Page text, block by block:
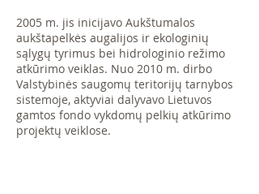
2005 m. jis inicijavo Aukštumalos
aukštapelkės augalijos ir ekologinių
sąlygų tyrimus bei hidrologinio režimo
atkūrimo veiklas. Nuo 2010 m. dirbo
Valstybinės saugomų teritorijų tarnybos
sistemoje, aktyviai dalyvavo Lietuvos
gamtos fondo vykdomų pelkių atkūrimo
projektų veiklose.